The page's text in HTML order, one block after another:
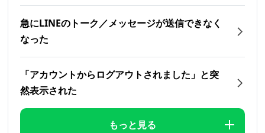
急にLINEのトーク／メッセージが送信できなく
なった
「アカウントからログアウトされました」と突
然表示された
もっと見る